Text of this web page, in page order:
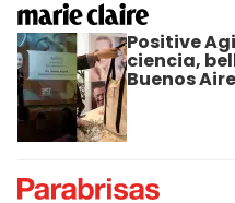
Positive
ciencia,
Buenos